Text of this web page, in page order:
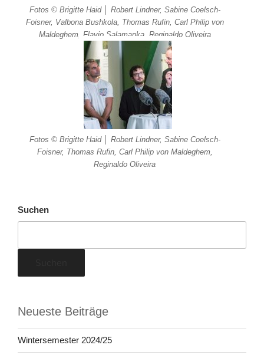
Fotos © Brigitte Haid │ Robert Lindner, Sabine Coelsch-
Foisner, Valbona Bushkola, Thomas Rufin, Carl Philip von
Maldeghem, Flavio Salamanka, Reginaldo Oliveira
Fotos © Brigitte Haid │ Robert Lindner, Sabine Coelsch-
Foisner, Thomas Rufin, Carl Philip von Maldeghem,
Reginaldo Oliveira
Suchen
Neueste Beiträge
Wintersemester 2024/25